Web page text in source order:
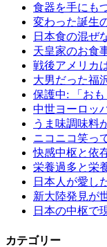
食器を手にも
変わった誕生
日本食の混ぜ
天皇家のお食
戦後アメリカ
大男だった福
保護中: 「お
中世ヨーロッ
うま味調味料
ニコニコ笑っ
快感中枢と依
栄養過多と栄
日本人が愛し
新大陸発見が
日本の中枢で
カテゴリー